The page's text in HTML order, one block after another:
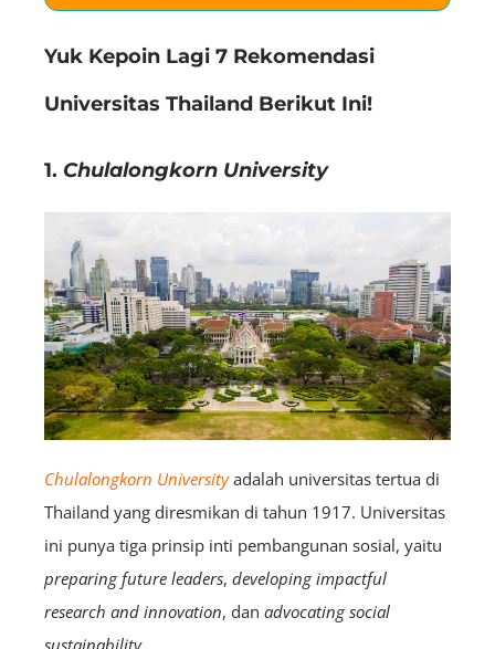
Yuk Kepoin Lagi 7 Rekomendasi
Universitas Thailand Berikut Ini!
1. Chulalongkorn University
Chulalongkorn Universityadalah universitas tertua di
Thailand yang diresmikan di tahun 1917. Universitas
ini punya tiga prinsip inti pembangunan sosial, yaitu
preparing future leaders, developing impactful
research and innovation, dan advocating social